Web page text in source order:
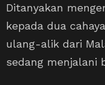
Ditanyakan
kepada dua
ulang-alik dari
sedang menjalani